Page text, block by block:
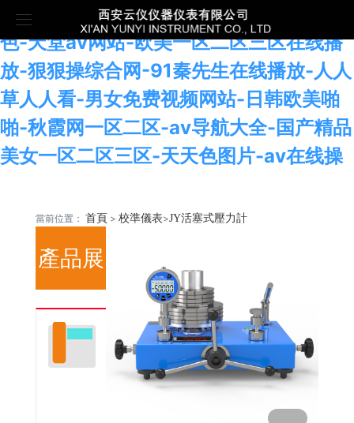
免费看裸体网站-日本欧美在线-www.色中
色-天堂av网站-欧美一区二区三区在线播
放-狠狠操综合网-91秦先生在线播放-人人
草人人看-男女免费视频网站-日韩欧美啪
啪-秋霞网一区二区-av导航大全-国产精品
美女一区二区三区-天天色图片-av在线操
首頁
關于我們
公司介紹
生產車間
產品展示
物（液）位儀表
分析儀表
工業物聯網儀表
案例展示
樣機申請
新聞中心
公司新聞
聯系我們
當前位置： 首頁 > 校準儀表>JY活塞式壓力計
產品展
示
迎